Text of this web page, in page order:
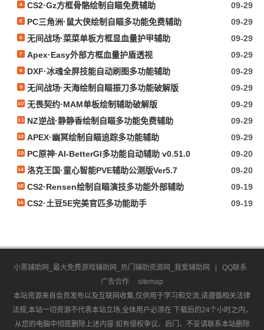
CS2·Gz方框骨骼绘制自瞄免费辅助
09-29
PC三角洲·鼠大侠绘制自瞄多功能免费辅助
09-29
无间战场·菜菜单板方框显血量护甲辅助
09-29
Apex·Easy外部方框血量护盾透视
09-29
DXF·冰魂全屏技能自动刷图多功能辅助
09-29
无间战场·天海绘制自瞄振刀多功能破解版
09-29
无畏契约·MAM单板绘制辅助破解版
09-29
NZ逆战·静静香绘制自瞄多功能免费辅助
09-29
APEX·幽冥绘制自瞄追踪多功能辅助
09-29
PC原神·AI-BetterGI多功能自动辅助 v0.51.0
09-20
洛克王国·童心智能PVE辅助公测版Ver5.7
09-20
CS2·Rensen绘制自瞄演技多功能外部辅助
09-19
CS2·土豆5E完美官匹多功能助手
09-19
小黑辅助网_最大免费游戏辅助网_热门辅助资源网_我爱辅助网
QQ联系
广告合作
sitemap
本站资源来自会员发布以及互联网收集,仅供用于学习和交流,请遵循相关法律
法规,本站一切资源不代表本站立场,全体用户必须在 下载后的24个小时之内，
从您的电脑中彻底删除上述内容.如有侵权争议、后门、不妥请联系本站删除